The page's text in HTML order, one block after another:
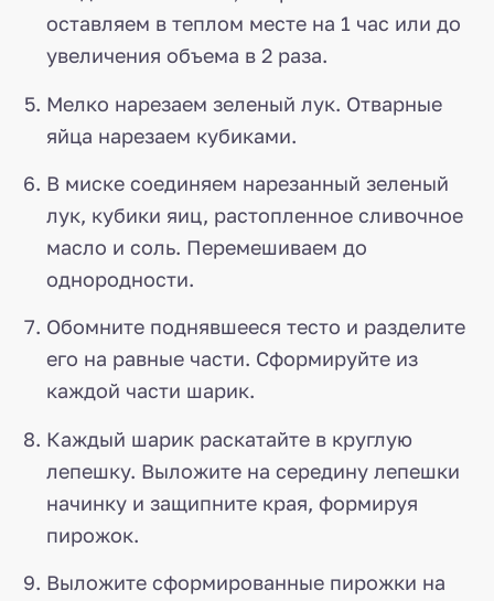
оставляем в теплом месте на 1 час или до
увеличения объема в 2 раза.
Мелко нарезаем зеленый лук. Отварные
яйца нарезаем кубиками.
В миске соединяем нарезанный зеленый
лук, кубики яиц, растопленное сливочное
масло и соль. Перемешиваем до
однородности.
Обомните поднявшееся тесто и разделите
его на равные части. Сформируйте из
каждой части шарик.
Каждый шарик раскатайте в круглую
лепешку. Выложите на середину лепешки
начинку и защипните края, формируя
пирожок.
Выложите сформированные пирожки на